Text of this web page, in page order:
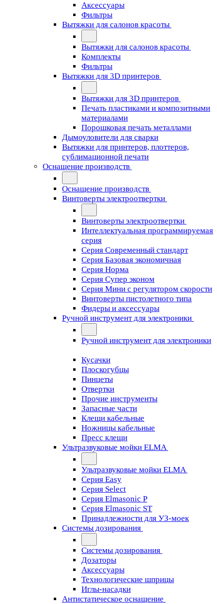
Аксессуары
Фильтры
Вытяжки для салонов красоты
Вытяжки для салонов красоты
Комплекты
Фильтры
Вытяжки для 3D принтеров
Вытяжки для 3D принтеров
Печать пластиками и композитными
материалами
Порошковая печать металлами
Дымоуловители для сварки
Вытяжки для принтеров, плоттеров,
сублимационной печати
Оснащение производств
Оснащение производств
Винтоверты электроотвертки
Винтоверты электроотвертки
Интеллектуальная программируемая
серия
Серия Современный стандарт
Серия Базовая экономичная
Серия Норма
Серия Cупер эконом
Серия Мини с регулятором скорости
Винтоверты пистолетного типа
Фидеры и аксессуары
Ручной инструмент для электроники
Ручной инструмент для электроники
Кусачки
Плоскогубцы
Пинцеты
Отвертки
Прочие инструменты
Запасные части
Клещи кабельные
Ножницы кабельные
Пресс клещи
Ультразвуковые мойки ELMA
Ультразвуковые мойки ELMA
Серия Easy
Серия Select
Серия Elmasonic P
Серия Elmasonic ST
Принадлежности для УЗ-моек
Системы дозирования
Системы дозирования
Дозаторы
Аксессуары
Технологические шприцы
Иглы-насадки
Антистатическое оснащение